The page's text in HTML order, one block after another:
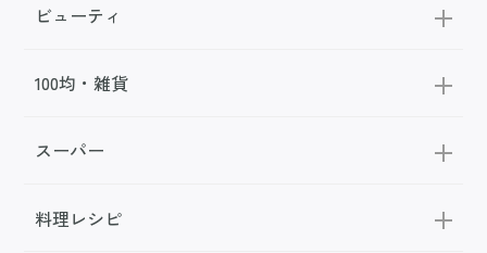
ビューティ
100均・雑貨
スーパー
料理レシピ